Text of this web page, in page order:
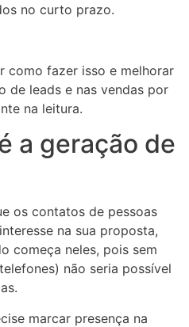
no curto prazo.
como fazer isso e melhorar
de leads e nas vendas por
na leitura.
a geração de
os contatos de pessoas
na sua proposta,
começa neles, pois sem
não seria possível
marcar presença na